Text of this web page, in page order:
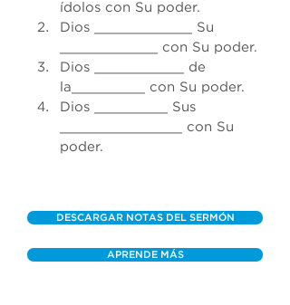
ídolos con Su poder.
Dios ____________ Su
____________ con Su poder.
Dios ___________ de
la_________ con Su poder.
Dios _________ Sus
_______________ con Su
poder.
DESCARGAR NOTAS DEL SERMÓN
APRENDE MÁS